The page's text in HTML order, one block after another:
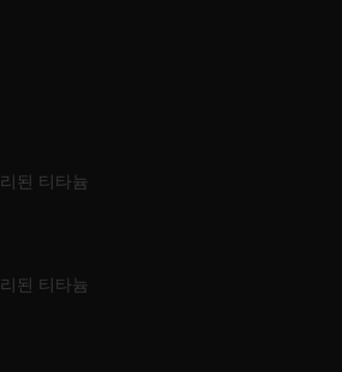
된 티타늄
된 티타늄